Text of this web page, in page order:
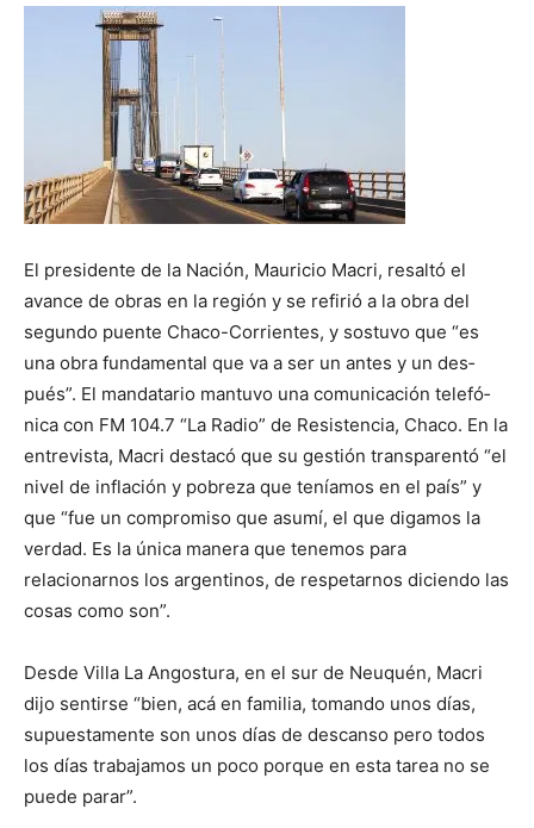
La
Verdad
es
El presidente de la Na­ción, Mauricio Macri, resal­tó el
avance de obras en la región y se refirió a la obra del
segundo puente Chaco-Corrientes, y sostuvo que “es
una obra fundamental que va a ser un antes y un des­
pués”. El mandatario mantu­vo una comunicación telefó­
nica con FM 104.7 “La Radio” de Resistencia, Chaco. En la
entrevista, Macri destacó que su gestión transparentó “el
nivel de inflación y pobre­za que teníamos en el país” y
que “fue un compromiso que asumí, el que digamos la
ver­dad. Es la única manera que tenemos para
relacionarnos los argentinos, de respetar­nos diciendo las
cosas como son”.
Desde Villa La Angostura, en el sur de Neuquén, Macri
dijo sentirse “bien, acá en familia, tomando unos días,
supuestamente son unos días de descanso pero todos
los días trabajamos un poco porque en esta tarea no se
puede parar”.